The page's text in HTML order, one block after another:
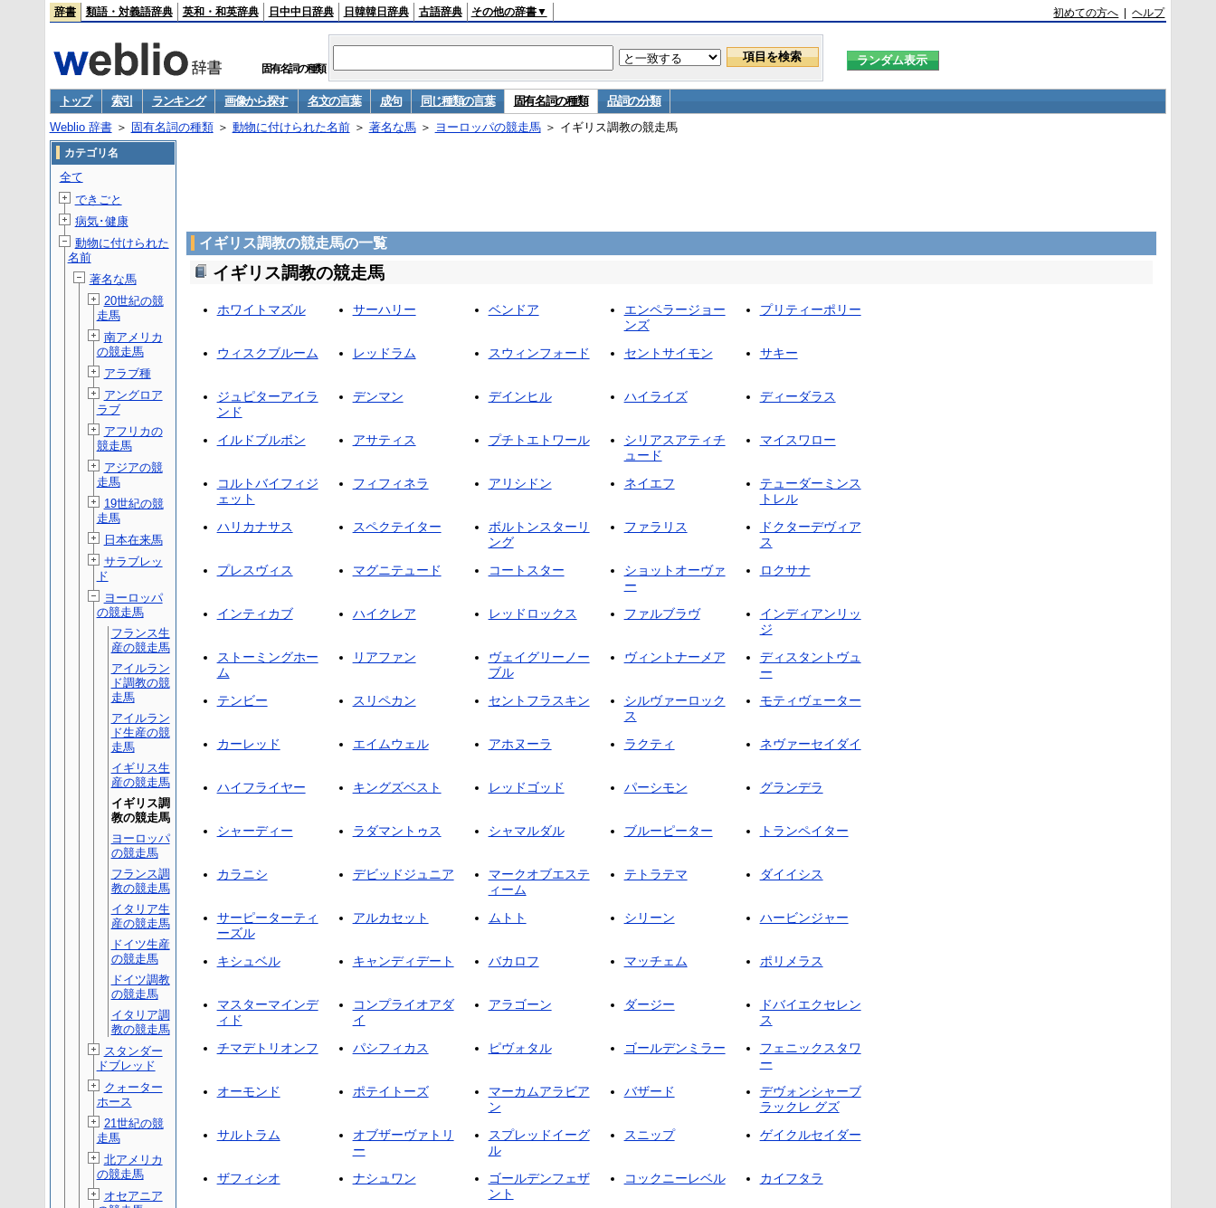
辞書 類語・対義語辞典 英和・和英辞典 日中中日辞典 日韓韓日辞典 古語辞典 その他の辞書▼ 初めての方へ |ヘルプ
固有名詞の種類
トップ 索引 ランキング 画像から探す 名文の言葉 成句 同じ種類の言葉 固有名詞の種類
品詞の分類
Weblio 辞書＞ 固有名詞の種類＞ 動物に付けられた名前＞ 著名な馬＞ ヨーロッパの競走馬＞ イギリス調教の競走馬
イギリス調教の競走馬の一覧
イギリス調教の競走馬
ホワイトマズル サーハリー ベンドア
エンペラージョー
ンズ
プリティーポリー
ウィスクブルーム レッドラム スウィンフォード セントサイモン サキー
ジュピターアイラ
ンド
デンマン デインヒル ハイライズ ディーダラス
イルドブルボン アサティス プチトエトワール
シリアスアティチ
ュード
マイスワロー
コルトバイフィジ
ェット
フィフィネラ アリシドン ネイエフ
テューダーミンス
トレル
ハリカナサス
スペクテイター
ボルトンスターリ
ング
ファラリス
ドクターデヴィア
ス
プレスヴィス
マグニテュード コートスター
ショットオーヴァ
ー
ロクサナ
インティカブ ハイクレア レッドロックス ファルブラヴ
インディアンリッ
ジ
ストーミングホー
ム
リアファン
ヴェイグリーノー
ブル
ヴィントナーメア
ディスタントヴュ
ー
テンビー
スリペカン セントフラスキン
シルヴァーロック
ス
モティヴェーター
カーレッド エイムウェル アホヌーラ ラクティ ネヴァーセイダイ
ハイフライヤー キングズベスト レッドゴッド パーシモン グランデラ
シャーディー ラダマントゥス シャマルダル ブルーピーター トランペイター
カラニシ デビッドジュニア
マークオブエステ
ィーム
テトラテマ ダイイシス
サーピーターティ
ーズル
アルカセット ムトト シリーン ハービンジャー
キシュベル キャンディデート バカロフ マッチェム ポリメラス
マスターマインデ
ィド
コンプライオアダ
イ
アラゴーン ダージー
ドバイエクセレン
ス
チマデトリオンフ
パシフィカス ピヴォタル ゴールデンミラー
フェニックスタワ
ー
オーモンド
ポテイトーズ
マーカムアラビア
ン
バザード
デヴォンシャーブ
ラックレ グズ
サルトラム
オブザーヴァトリ
ー
スプレッドイーグ
ル
スニップ ゲイクルセイダー
ザフィシオ ナシュワン
ゴールデンフェザ
ント
コックニーレベル カイフタラ
カテゴリ名
全て
できごと
病気･健康
動物に付けられた
名前
著名な馬
20世紀の競
走馬
南アメリカ
の競走馬
アラブ種
アングロア
ラブ
アフリカの
競走馬
アジアの競
走馬
19世紀の競
走馬
日本在来馬
サラブレッ
ド
ヨーロッパ
の競走馬
フランス生
産の競走馬
アイルラン
ド調教の競
走馬
アイルラン
ド生産の競
走馬
イギリス生
産の競走馬
イギリス調
教の競走馬
ヨーロッパ
の競走馬
フランス調
教の競走馬
イタリア生
産の競走馬
ドイツ生産
の競走馬
ドイツ調教
の競走馬
イタリア調
教の競走馬
スタンダー
ドブレッド
クォーター
ホース
21世紀の競
走馬
北アメリカ
の競走馬
オセアニア